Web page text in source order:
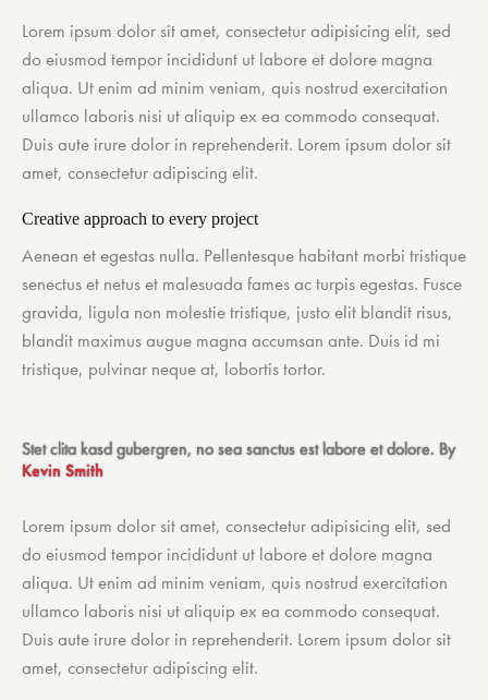
Lorem ipsum dolor sit amet, consectetur adipisicing elit, sed
do eiusmod tempor incididunt ut labore et dolore magna
aliqua. Ut enim ad minim veniam, quis nostrud exercitation
ullamco laboris nisi ut aliquip ex ea commodo consequat.
Duis aute irure dolor in reprehenderit. Lorem ipsum dolor sit
amet, consectetur adipiscing elit.
Creative approach to every project
Aenean et egestas nulla. Pellentesque habitant morbi tristique
senectus et netus et malesuada fames ac turpis egestas. Fusce
gravida, ligula non molestie tristique, justo elit blandit risus,
blandit maximus augue magna accumsan ante. Duis id mi
tristique, pulvinar neque at, lobortis tortor.
Stet clita kasd gubergren, no sea sanctus est labore et dolore. By
Kevin Smith
Lorem ipsum dolor sit amet, consectetur adipisicing elit, sed
do eiusmod tempor incididunt ut labore et dolore magna
aliqua. Ut enim ad minim veniam, quis nostrud exercitation
ullamco laboris nisi ut aliquip ex ea commodo consequat.
Duis aute irure dolor in reprehenderit. Lorem ipsum dolor sit
amet, consectetur adipiscing elit.